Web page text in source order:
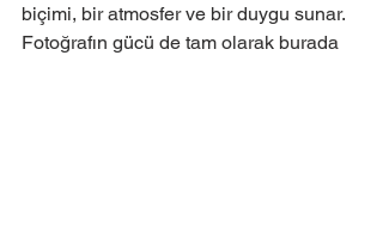
biçimi, bir atmosfer ve bir duygu sunar.
Fotoğrafın gücü de tam olarak burada